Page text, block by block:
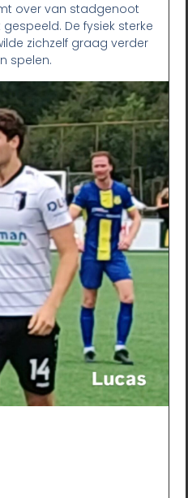
over van stadgenoot
De fysiek sterke
zichzelf graag verder
spelen.